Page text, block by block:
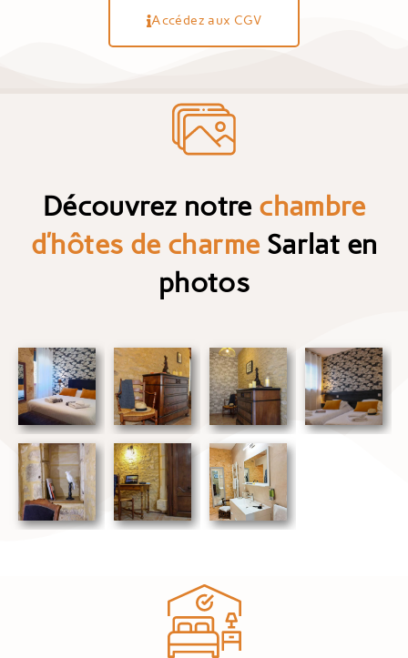
Accédez aux CGV
Découvrez notre chambre
d’hôtes de charme Sarlat en
photos